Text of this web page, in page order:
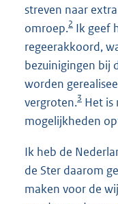
streven naar
omroep.2 Ik geef
regeerakkoord,
bezuinigingen bij
worden
vergroten.3 Het is
mogelijkheden
Ik heb de
de Ster daarom
maken voor de